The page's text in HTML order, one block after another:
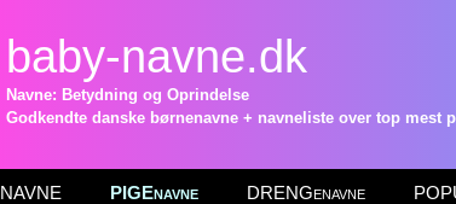
baby-navne.dk
Navne: Betydning og Oprindelse
Godkendte danske børnenavne + navneliste over top mest
NAVNE PIGEnavne DRENGenavne